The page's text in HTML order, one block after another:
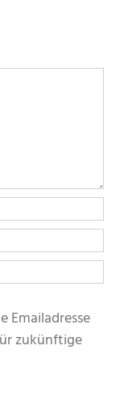
Emailadresse
zukünftige